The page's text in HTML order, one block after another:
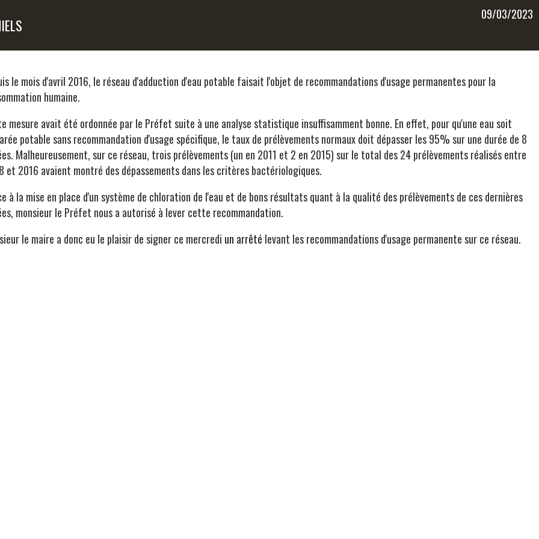
09/03/2023
le mois d'avril 2016, le réseau d'adduction d'eau potable faisait l'objet de recommandations d'usage permanentes pour la
humaine.
mesure avait été ordonnée par le Préfet suite à une analyse statistique insuffisamment bonne. En effet, pour qu'une eau soit
potable sans recommandation d'usage spécifique, le taux de prélèvements normaux doit dépasser les 95% sur une durée de 8
Malheureusement, sur ce réseau, trois prélèvements (un en 2011 et 2 en 2015) sur le total des 24 prélèvements réalisés entre
et 2016 avaient montré des dépassements dans les critères bactériologiques.
à la mise en place d'un système de chloration de l'eau et de bons résultats quant à la qualité des prélèvements de ces dernières
monsieur le Préfet nous a autorisé à lever cette recommandation.
le maire a donc eu le plaisir de signer ce mercredi un arrêté levant les recommandations d'usage permanente sur ce réseau.